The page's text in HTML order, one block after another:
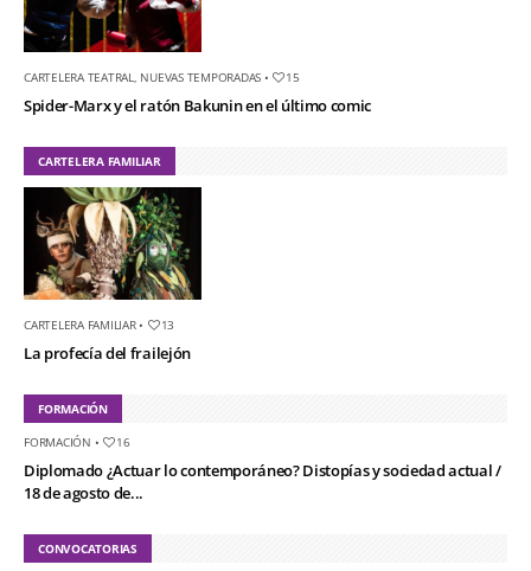
CARTELERA TEATRAL NUEVAS TEMPORADAS • 15
Spider-Marx y el ratón Bakunin en el último comic
CARTELERA FAMILIAR
CARTELERA FAMILIAR• 13
La profecía del frailejón
FORMACIÓN
FORMACIÓN • 16
Diplomado ¿Actuar lo contemporáneo? Distopías y sociedad actual /
18 de agosto de...
CONVOCATORIAS